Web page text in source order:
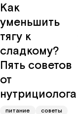
Как
уменьшить
тягу к
сладкому?
Пять советов
от
нутрициолога
питание советы